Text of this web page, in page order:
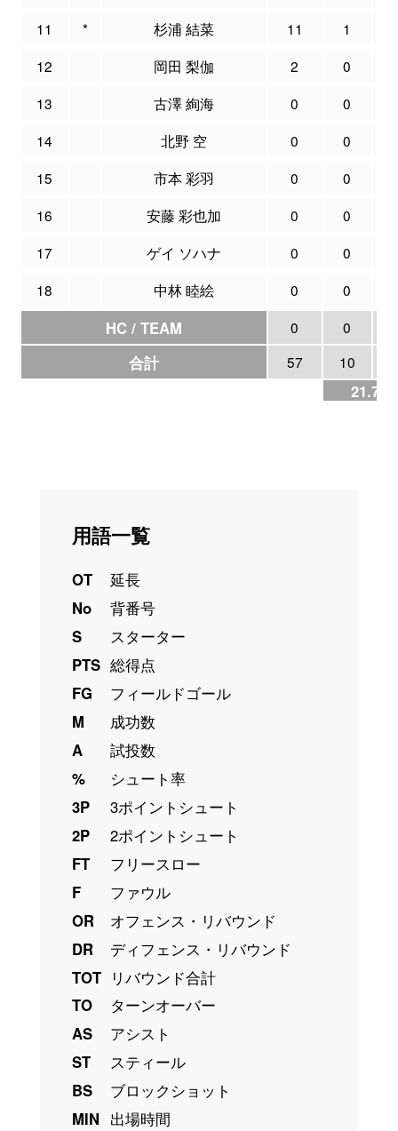
11
* 杉浦 結菜 11 1
12
岡田 梨伽 2 0
13
古澤 絢海 0 0
14
北野 空 0 0
15
市本 彩羽 0 0
16
安藤 彩也加 0 0
17
ゲイ ソハナ 0 0
18
中林 睦絵 0 0
HC / TEAM 0 0
合計 57 10
21.7%
用語一覧
OT
延長
No
背番号
S
スターター
PTS 総得点
FG
フィールドゴール
M
成功数
A
試投数
%
シュート率
3P
3ポイントシュート
2P
2ポイントシュート
FT
フリースロー
F
ファウル
OR
オフェンス・リバウンド
DR
ディフェンス・リバウンド
TOT リバウンド合計
TO
ターンオーバー
AS
アシスト
ST
スティール
BS
ブロックショット
MIN 出場時間